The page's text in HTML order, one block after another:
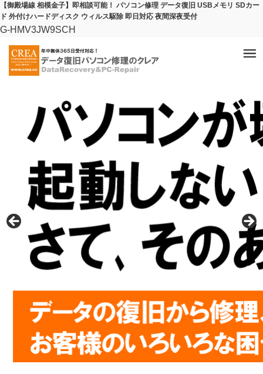
【御殿場線 相模金子】即相談可能！ パソコン修理 データ復旧 USBメモリ SDカー
ド 外付けハードディスク ウィルス駆除 即日対応 夜間深夜受付
G-HMV3JW9SCH